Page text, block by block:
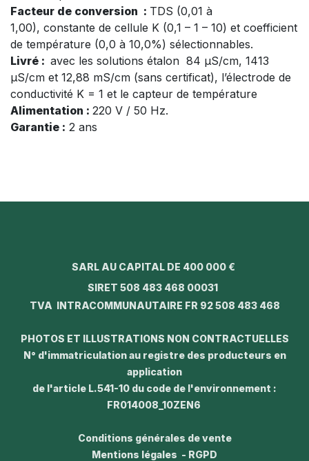
Facteur de conversion : TDS (0,01 à
1,00), constante de cellule K (0,1 – 1 – 10) et coefficient
de température (0,0 à 10,0%) sélectionnables.
Livré : avec les solutions étalon 84 µS/cm, 1413
µS/cm et 12,88 mS/cm (sans certificat), l’électrode de
conductivité K = 1 et le capteur de température
Alimentation : 220 V / 50 Hz.
Garantie : 2 ans
SARL AU CAPITAL DE 400 000 €
SIRET 508 483 468 00031
TVA INTRACOMMUNAUTAIRE FR 92 508 483 468
PHOTOS ET ILLUSTRATIONS NON CONTRACTUELLES
N° d'immatriculation au registre des producteurs en
application
de l'article L.541-10 du code de l'environnement :
FR014008_10ZEN6
Conditions générales de vente
Mentions légales - RGPD